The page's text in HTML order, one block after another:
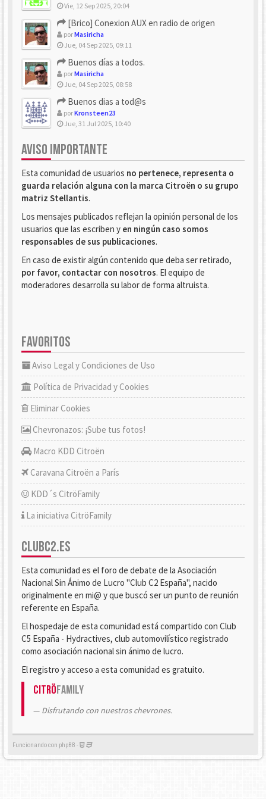
Vie, 12 Sep 2025, 20:04
[Brico] Conexion AUX en radio de origen
porMasiricha
Jue, 04 Sep 2025, 09:11
Buenos días a todos.
porMasiricha
Jue, 04 Sep 2025, 08:58
Buenos dias a tod@s
porKronsteen23
Jue, 31 Jul 2025, 10:40
AVISO IMPORTANTE
Esta comunidad de usuarios no pertenece, representa o
guarda relación alguna con la marca Citroën o su grupo
matriz Stellantis.
Los mensajes publicados reflejan la opinión personal de los
usuarios que las escriben y en ningún caso somos
responsables de sus publicaciones.
En caso de existir algún contenido que deba ser retirado,
por favor, contactar con nosotros. El equipo de
moderadores desarrolla su labor de forma altruista.
FAVORITOS
Aviso Legal y Condiciones de Uso
Política de Privacidad y Cookies
Eliminar Cookies
Chevronazos: ¡Sube tus fotos!
Macro KDD Citroën
Caravana Citroën a París
KDD´s CitröFamily
La iniciativa CitröFamily
CLUBC2.ES
Esta comunidad es el foro de debate de la Asociación
Nacional Sin Ánimo de Lucro "Club C2 España", nacido
originalmente en mi@ y que buscó ser un punto de reunión
referente en España.
El hospedaje de esta comunidad está compartido con Club
C5 España - Hydractives, club automovilístico registrado
como asociación nacional sin ánimo de lucro.
El registro y acceso a esta comunidad es gratuito.
CitröFamily
Disfrutando con nuestros chevrones.
Funcionando con phpBB -